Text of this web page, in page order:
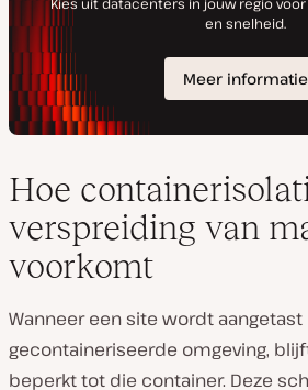
Hoe
verspreiding van
voorkomt
Wanneer een site wordt aangetast
gecontaineriseerde omgeving,
beperkt tot die container. Deze